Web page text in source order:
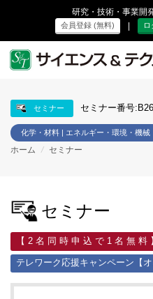
研究・技術・事業開
会員登録 (無料) | ロ
セミナー セミナー番号
化学・材料 | エネルギー・環境・機械
ホーム / セミナー
セミナー
【 2 名 同 時 申 込 で 1 名 無 料
テレワーク応援キャンペーン【